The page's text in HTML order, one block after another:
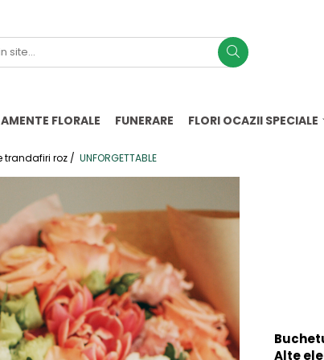
FLORALE FUNERARE FLORI OCAZII SPECIALE
trandafiri roz / UNFORGETTABLE
Alte